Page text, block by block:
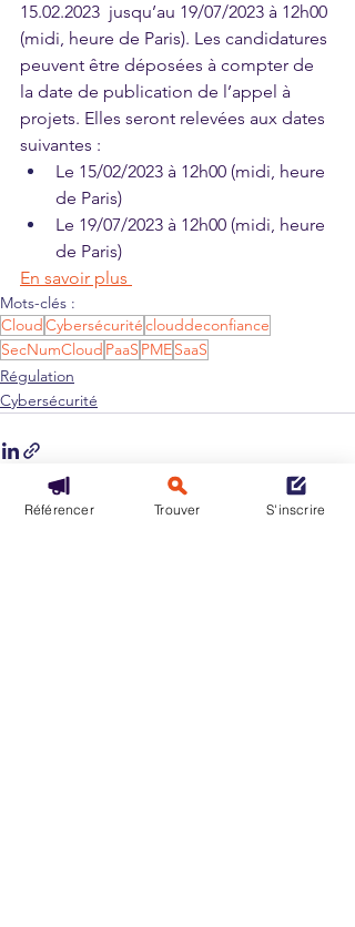
15.02.2023  jusqu’au 19/07/2023 à 12h00
(midi, heure de Paris). Les candidatures
peuvent être déposées à compter de
la date de publication de l’appel à
projets. Elles seront relevées aux dates
suivantes :
Le 15/02/2023 à 12h00 (midi, heure
de Paris)
Le 19/07/2023 à 12h00 (midi, heure
de Paris)
En savoir plus
Mots-clés :
Cloud Cybersécuritéclouddeconfiance
SecNumCloud PaaS PMESaaS
Régulation
Cybersécurité
Référencer Trouver S'inscrire